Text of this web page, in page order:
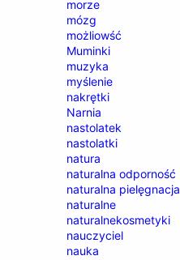
morze
mózg
możliowść
Muminki
muzyka
myślenie
nakrętki
Narnia
nastolatek
nastolatki
natura
naturalna odporność
naturalna pielęgnacja
naturalne
naturalnekosmetyki
nauczyciel
nauka